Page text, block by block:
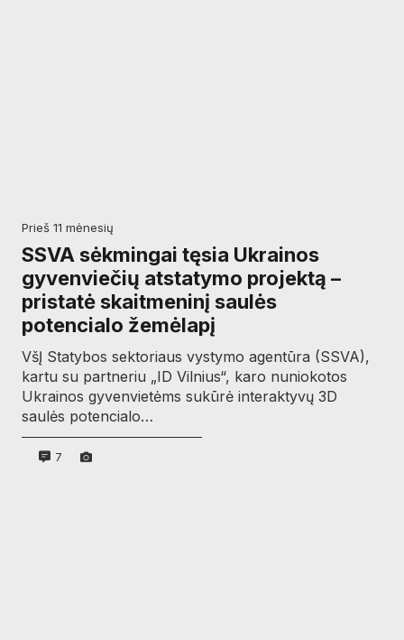
prieš 11 mėnesių
SSVA sėkmingai tęsia Ukrainos
gyvenviečių atstatymo projektą –
pristatė skaitmeninį saulės
potencialo žemėlapį
VšĮ Statybos sektoriaus vystymo agentūra (SSVA),
kartu su partneriu „ID Vilnius“, karo nuniokotos
Ukrainos gyvenvietėms sukūrė interaktyvų 3D
saulės potencialo…
7